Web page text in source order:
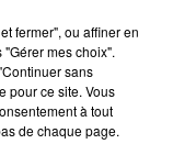
réalises que
été filmé", a
très amusé.
que
flagrant délit
fermer", ou affiner en
mes choix".
sans
pour ce site. Vous
à tout
de chaque page.